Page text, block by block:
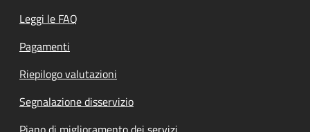
Leggi le FAQ
Pagamenti
Riepilogo valutazioni
Segnalazione disservizio